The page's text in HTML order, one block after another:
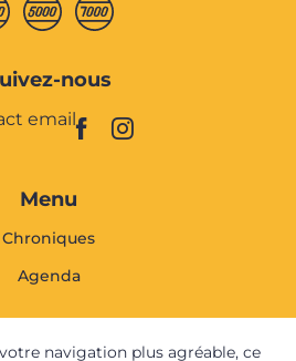
nous
email
Menu
Chroniques
Agenda
navigation plus agréable, ce